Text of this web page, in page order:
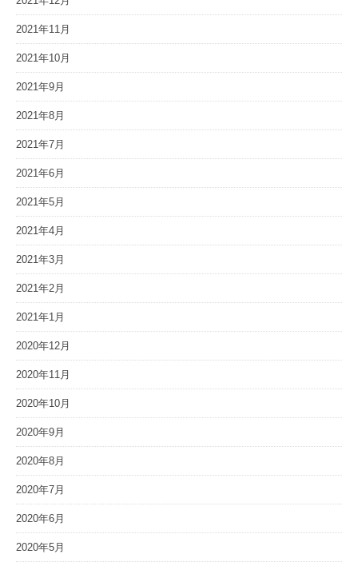
2021年11月
2021年10月
2021年9月
2021年8月
2021年7月
2021年6月
2021年5月
2021年4月
2021年3月
2021年2月
2021年1月
2020年12月
2020年11月
2020年10月
2020年9月
2020年8月
2020年7月
2020年6月
2020年5月